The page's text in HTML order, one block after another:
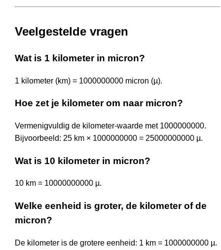
Veelgestelde vragen
Wat is 1 kilometer in micron?
1 kilometer (km) = 1000000000 micron (µ).
Hoe zet je kilometer om naar micron?
Vermenigvuldig de kilometer-waarde met 1000000000.
Bijvoorbeeld: 25 km × 1000000000 = 25000000000 µ.
Wat is 10 kilometer in micron?
10 km = 10000000000 µ.
Welke eenheid is groter, de kilometer of de
micron?
De kilometer is de grotere eenheid: 1 km = 1000000000 µ.